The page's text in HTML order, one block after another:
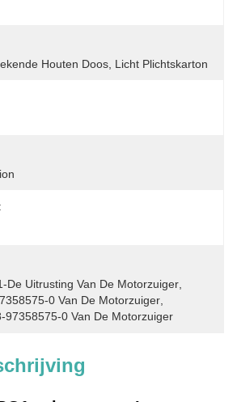
Houten Doos, Licht Plichtskarton
De Uitrusting Van De Motorzuiger
0 Van De Motorzuiger
97358575-0 Van De Motorzuiger